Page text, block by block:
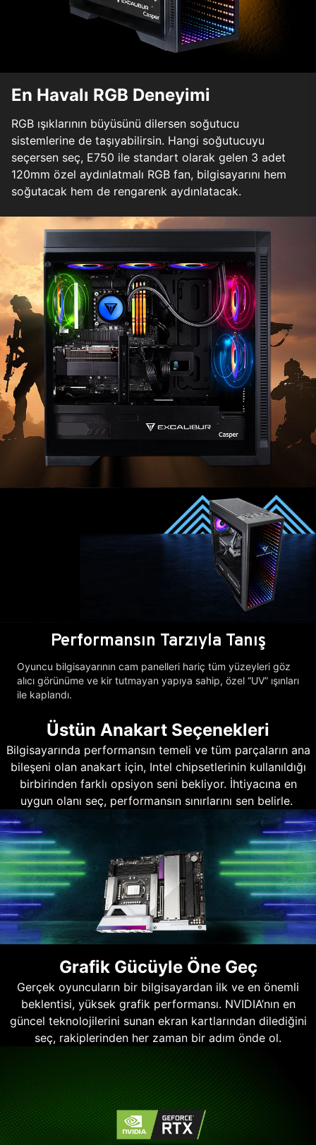
En Havalı RGB Deneyimi
RGB ışıklarının büyüsünü dilersen soğutucu
sistemlerine de taşıyabilirsin. Hangi soğutucuyu
seçersen seç, E750 ile standart olarak gelen 3 adet
120mm özel aydınlatmalı RGB fan, bilgisayarını hem
soğutacak hem de rengarenk aydınlatacak.
Performansın Tarzıyla Tanış
Oyuncu bilgisayarının cam panelleri hariç tüm yüzeyleri göz
alıcı görünüme ve kir tutmayan yapıya sahip, özel “UV” ışınları
ile kaplandı.
Üstün Anakart Seçenekleri
Bilgisayarında performansın temeli ve tüm parçaların ana
bileşeni olan anakart için, Intel chipsetlerinin kullanıldığı
birbirinden farklı opsiyon seni bekliyor. İhtiyacına en
uygun olanı seç, performansın sınırlarını sen belirle.
Grafik Gücüyle Öne Geç
Gerçek oyuncuların bir bilgisayardan ilk ve en önemli
beklentisi, yüksek grafik performansı. NVIDIA’nın en
güncel teknolojilerini sunan ekran kartlarından dilediğini
seç, rakiplerinden her zaman bir adım önde ol.